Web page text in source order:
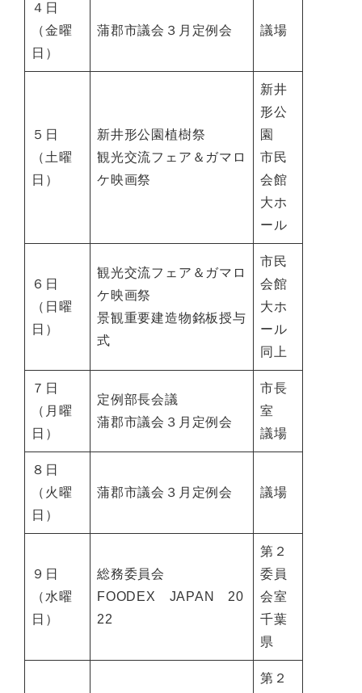
４日
（金曜
日）
蒲郡市議会３月定例会 議場
５日
（土曜
日）
新井形公園植樹祭
観光交流フェア＆ガマロ
ケ映画祭
新井
形公
園
市民
会館
大ホ
ール
６日
（日曜
日）
観光交流フェア＆ガマロ
ケ映画祭
景観重要建造物銘板授与
式
市民
会館
大ホ
ール
同上
７日
（月曜
日）
定例部長会議
蒲郡市議会３月定例会
市長
室
議場
８日
（火曜
日）
蒲郡市議会３月定例会 議場
９日
（水曜
日）
総務委員会
FOODEX JAPAN 20
22
第２
委員
会室
千葉
県
第２